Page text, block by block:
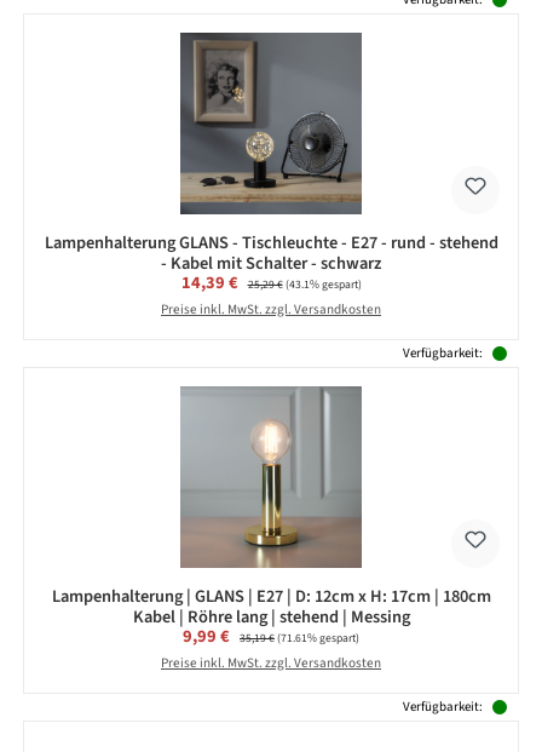
Lampenhalterung GLANS - Tischleuchte - E27 - rund - stehend
- Kabel mit Schalter - schwarz
Verkaufspreis:
14,39 € Regulärer Preis:
25,29 €(43.1% gespart)
Preise inkl. MwSt. zzgl. Versandkosten
Verfügbarkeit:
Lampenhalterung | GLANS | E27 | D: 12cm x H: 17cm | 180cm
Kabel | Röhre lang | stehend | Messing
Verkaufspreis:
9,99 € Regulärer Preis:
35,19 €(71.61% gespart)
Preise inkl. MwSt. zzgl. Versandkosten
Verfügbarkeit: